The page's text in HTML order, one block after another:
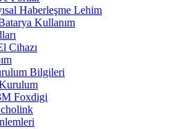
Haberleşme Lehim
Kullanım
Cihazı
Bilgileri
Foxdigi